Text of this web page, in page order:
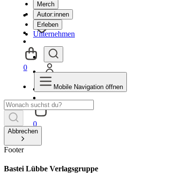
Merch
Autor:innen
Erleben
Unternehmen
0
0
Mobile Navigation öffnen
Abbrechen
Footer
Bastei Lübbe Verlagsgruppe